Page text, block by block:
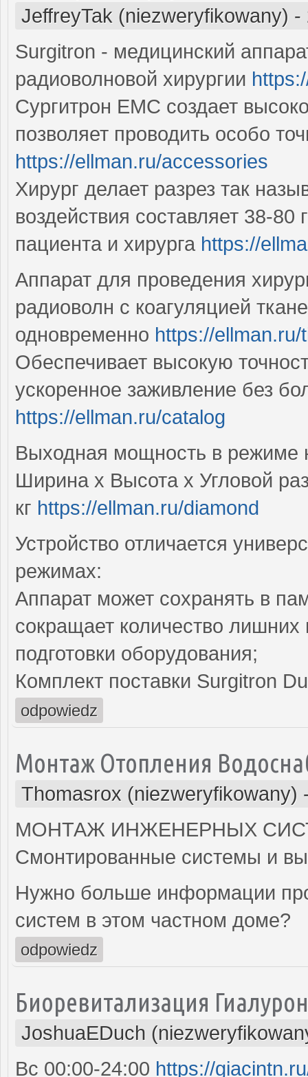
JeffreyTak (niezweryfikowany) -
Surgitron - медицинский
радиоволновой хирургии
Сургитрон EMC создает
позволяет проводить особо
https://ellman.ru/accessories
Хирург делает разрез так
воздействия составляет 38-
пациента и хирурга https://
Аппарат для проведения
радиоволн с коагуляцией
одновременно https://ellman.ru/
Обеспечивает высокую
ускоренное заживление без
https://ellman.ru/catalog
Выходная мощность в режиме
Ширина х Высота х Угловой
кг https://ellman.ru/diamond
Устройство отличается
режимах:
Аппарат может сохранять в
сокращает количество
подготовки оборудования;
Комплект поставки Surgitron
odpowiedz
Монтаж Отопления
Thomasrox (niezweryfikowany)
МОНТАЖ ИНЖЕНЕРНЫХ
Смонтированные системы и
Нужно больше информации
систем в этом частном доме?
odpowiedz
Биоревитализация
JoshuaEDuch
Вс 00:00-24:00 https://